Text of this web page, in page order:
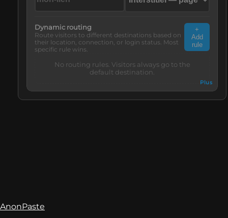
Dynamic routing
Route visitors to different destinations based on
their location, connection, or login status. Most
specific rule wins.
+
Add
rule
No routing rules. Visitors always go to the
default destination.
Plus
AnonPaste